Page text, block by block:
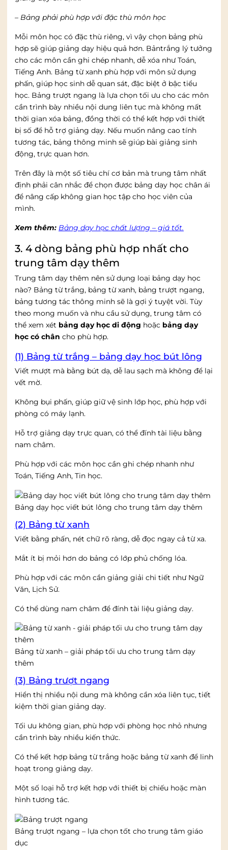
– Bảng phải phù hợp với đặc thù môn học
Mỗi môn học có đặc thù riêng, vì vậy chọn bảng phù
hợp sẽ giúp giảng dạy hiệu quả hơn. Bảntrắng lý tưởng
cho các môn cần ghi chép nhanh, dễ xóa như Toán,
Tiếng Anh. Bảng từ xanh phù hợp với môn sử dụng
phấn, giúp học sinh dễ quan sát, đặc biệt ở bậc tiểu
học. Bảng trượt ngang là lựa chọn tối ưu cho các môn
cần trình bày nhiều nội dung liên tục mà không mất
thời gian xóa bảng, đồng thời có thể kết hợp với thiết
bị số để hỗ trợ giảng dạy. Nếu muốn nâng cao tính
tương tác, bảng thông minh sẽ giúp bài giảng sinh
động, trực quan hơn.
Trên đây là một số tiêu chí cơ bản mà trung tâm nhất
định phải cân nhắc để chọn được bảng dạy học chân ái
để nâng cấp không gian học tập cho học viên của
mình.
Xem thêm: Bảng dạy học chất lượng – giá tốt.
3. 4 dòng bảng phù hợp nhất cho
trung tâm dạy thêm
Trung tâm dạy thêm nên sử dụng loại bảng dạy học
nào? Bảng từ trắng, bảng từ xanh, bảng trượt ngang,
bảng tương tác thông minh sẽ là gợi ý tuyệt vời. Tùy
theo mong muốn và nhu cầu sử dụng, trung tâm có
thể xem xét bảng dạy học di động hoặc bảng dạy
học có chân cho phù hợp.
(1) Bảng từ trắng – bảng dạy học bút lông
Viết mượt mà bằng bút dạ, dễ lau sạch mà không để lại
vết mờ.
Không bụi phấn, giúp giữ vệ sinh lớp học, phù hợp với
phòng có máy lạnh.
Hỗ trợ giảng dạy trực quan, có thể đính tài liệu bằng
nam châm.
Phù hợp với các môn học cần ghi chép nhanh như
Toán, Tiếng Anh, Tin học.
Bảng dạy học viết bút lông cho trung tâm dạy thêm
(2) Bảng từ xanh
Viết bằng phấn, nét chữ rõ ràng, dễ đọc ngay cả từ xa.
Mắt ít bị mỏi hơn do bảng có lớp phủ chống lóa.
Phù hợp với các môn cần giảng giải chi tiết như Ngữ
Văn, Lịch Sử.
Có thể dùng nam châm để đính tài liệu giảng dạy.
Bảng từ xanh – giải pháp tối ưu cho trung tâm dạy
thêm
(3) Bảng trượt ngang
Hiển thị nhiều nội dung mà không cần xóa liên tục, tiết
kiệm thời gian giảng dạy.
Tối ưu không gian, phù hợp với phòng học nhỏ nhưng
cần trình bày nhiều kiến thức.
Có thể kết hợp bảng từ trắng hoặc bảng từ xanh để linh
hoạt trong giảng dạy.
Một số loại hỗ trợ kết hợp với thiết bị chiếu hoặc màn
hình tương tác.
Bảng trượt ngang – lựa chọn tốt cho trung tâm giáo
dục